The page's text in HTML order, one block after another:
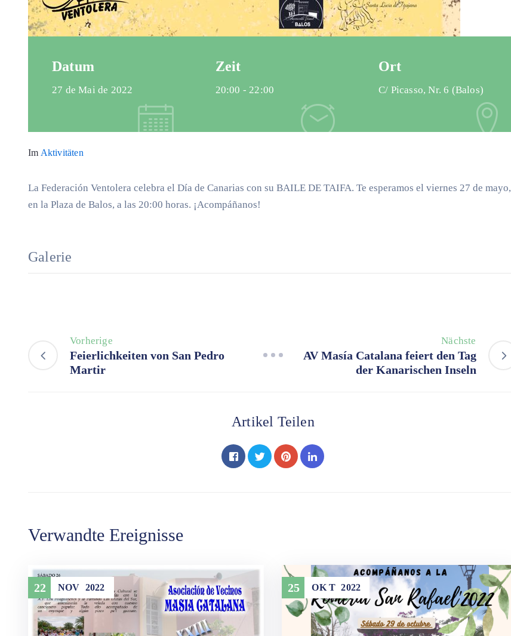
Datum
27 de Mai de 2022
Zeit
20:00 -22:00
Ort
C/ Picasso, Nr. 6 (Balos)
Im Aktivitäten
La Federación Ventolera celebra el Día de Canarias con su BAILE DE TAIFA. Te esperamos el viernes 27 de mayo,
en la Plaza de Balos, a las 20:00 horas. ¡Acompáñanos!
Galerie
Vorherige
Feierlichkeiten von San Pedro
Martir
Nächste
AV Masía Catalana feiert den Tag
der Kanarischen Inseln
Artikel Teilen
Verwandte Ereignisse
22 NOV 2022 25 OK T 2022